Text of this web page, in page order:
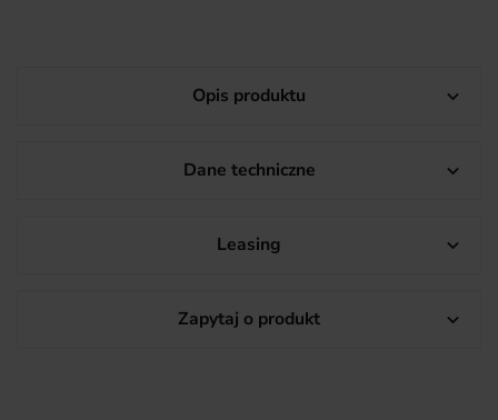
Opis produktu 
Dane techniczne 
Leasing 
Zapytaj o produkt 